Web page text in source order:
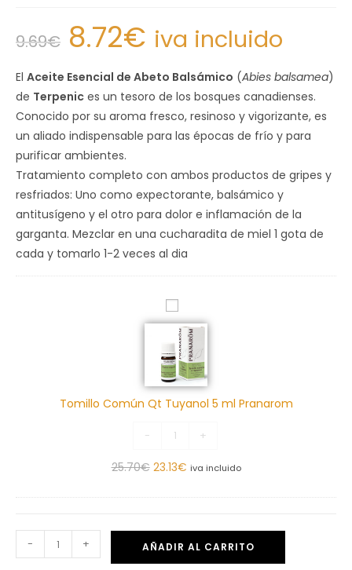
9.69€ 8.72€ iva incluido
El Aceite Esencial de Abeto Balsámico (Abies balsamea)
de Terpenic es un tesoro de los bosques canadienses.
Conocido por su aroma fresco, resinoso y vigorizante, es
un aliado indispensable para las épocas de frío y para
purificar ambientes.
Tratamiento completo con ambos productos de gripes y
resfriados: Uno como expectorante, balsámico y
antitusígeno y el otro para dolor e inflamación de la
garganta. Mezclar en una cucharadita de miel 1 gota de
cada y tomarlo 1-2 veces al dia
o
m
i
l
l
o
ú
Q
t
Tomillo Común Qt Tuyanol 5 ml Pranarom
- +
25.70€ 23.13€ iva incluido
- + AÑADIR AL CARRITO